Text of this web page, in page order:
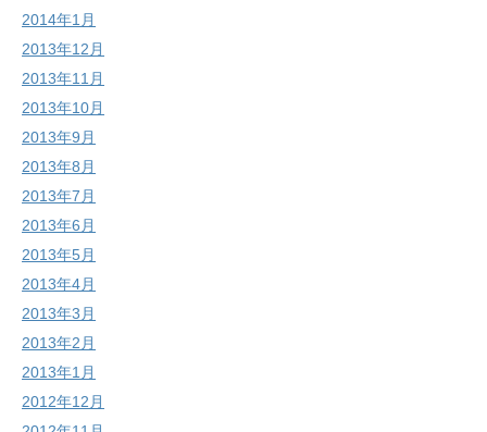
2014年1月
2013年12月
2013年11月
2013年10月
2013年9月
2013年8月
2013年7月
2013年6月
2013年5月
2013年4月
2013年3月
2013年2月
2013年1月
2012年12月